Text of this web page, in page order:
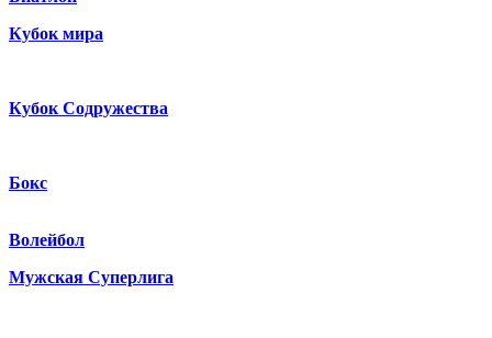
Кубок мира
Кубок Содружества
Бокс
Волейбол
Мужская Суперлига